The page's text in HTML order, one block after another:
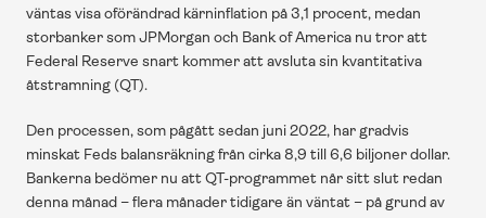
väntas visa oförändrad kärninflation på 3,1 procent, medan
storbanker som JPMorgan och Bank of America nu tror att
Federal Reserve snart kommer att avsluta sin kvantitativa
åtstramning (QT).
Den processen, som pågått sedan juni 2022, har gradvis
minskat Feds balansräkning från cirka 8,9 till 6,6 biljoner dollar.
Bankerna bedömer nu att QT-programmet når sitt slut redan
denna månad – flera månader tidigare än väntat – på grund av